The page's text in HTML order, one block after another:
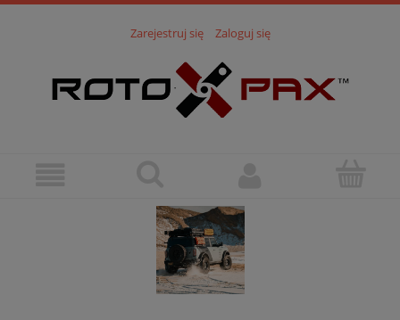
Zarejestruj się Zaloguj się